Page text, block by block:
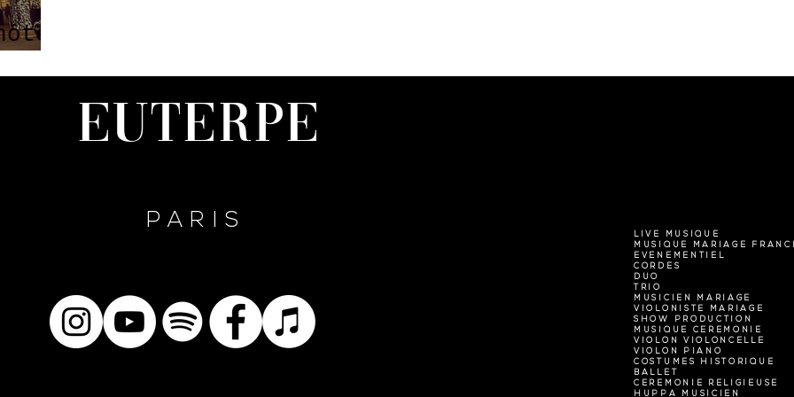
Euterpe
PARIS
LIVE MUSIQUE
MUSIQUE MARIAGE
EVENEMENTIEL
CORDES
DUO
TRIO
MUSICIEN MARIAGE
VIOLONISTE MARIAGE
SHOW PRODUCTION
MUSIQUE CEREMONIE
VIOLON VIOLONCELLE
VIOLON PIANO
COSTUMES HISTORIQUE
BALLET
CEREMONIE RELIGIEUSE
HUPPA MUSICIEN